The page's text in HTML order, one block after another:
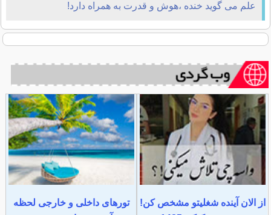
علم می گوید خنده ،هوش و قدرت به همراه دارد!
از الان آینده شغلیتو مشخص کن!
تورهای داخلی و خارجی لحظه